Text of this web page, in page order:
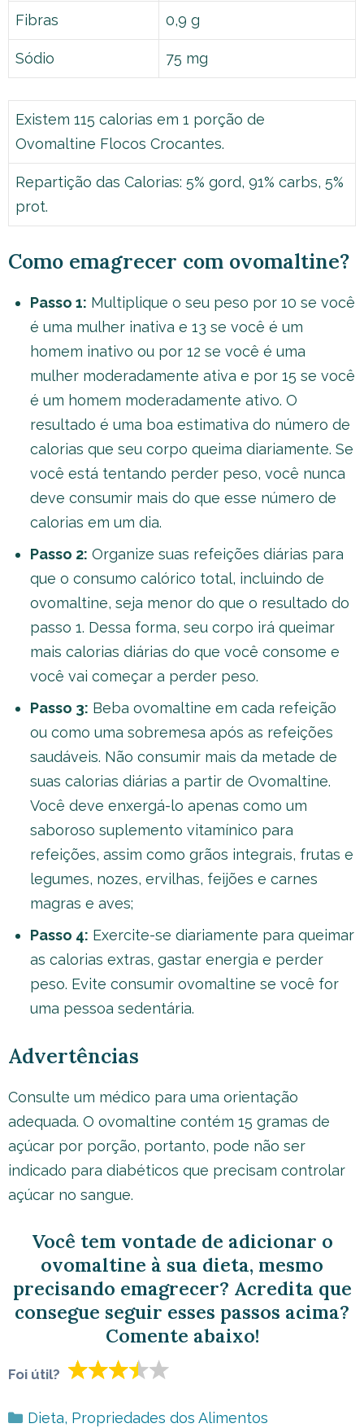
Fibras 0,9 g
Sódio 75 mg
Existem 115 calorias em 1 porção de
Ovomaltine Flocos Crocantes.
Repartição das Calorias: 5% gord, 91% carbs, 5%
prot.
Como emagrecer com ovomaltine?
Passo 1: Multiplique o seu peso por 10 se você
é uma mulher inativa e 13 se você é um
homem inativo ou por 12 se você é uma
mulher moderadamente ativa e por 15 se você
é um homem moderadamente ativo. O
resultado é uma boa estimativa do número de
calorias que seu corpo queima diariamente. Se
você está tentando perder peso, você nunca
deve consumir mais do que esse número de
calorias em um dia.
Passo 2: Organize suas refeições diárias para
que o consumo calórico total, incluindo de
ovomaltine, seja menor do que o resultado do
passo 1. Dessa forma, seu corpo irá queimar
mais calorias diárias do que você consome e
você vai começar a perder peso.
Passo 3: Beba ovomaltine em cada refeição
ou como uma sobremesa após as refeições
saudáveis. Não consumir mais da metade de
suas calorias diárias a partir de Ovomaltine.
Você deve enxergá-lo apenas como um
saboroso suplemento vitamínico para
refeições, assim como grãos integrais, frutas e
legumes, nozes, ervilhas, feijões e carnes
magras e aves;
Passo 4: Exercite-se diariamente para queimar
as calorias extras, gastar energia e perder
peso. Evite consumir ovomaltine se você for
uma pessoa sedentária.
Advertências
Consulte um médico para uma orientação
adequada. O ovomaltine contém 15 gramas de
açúcar por porção, portanto, pode não ser
indicado para diabéticos que precisam controlar
açúcar no sangue.
Você tem vontade de adicionar o
ovomaltine à sua dieta, mesmo
precisando emagrecer? Acredita que
consegue seguir esses passos acima?
Comente abaixo!
Foi útil?
Categorias
Dieta, Propriedades dos Alimentos